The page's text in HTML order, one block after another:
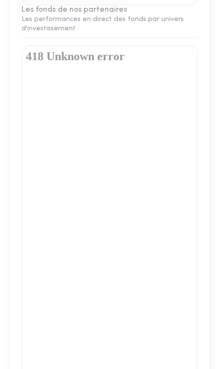
Les fonds de nos partenaires
Les performances en direct des fonds par univers
d'investissement